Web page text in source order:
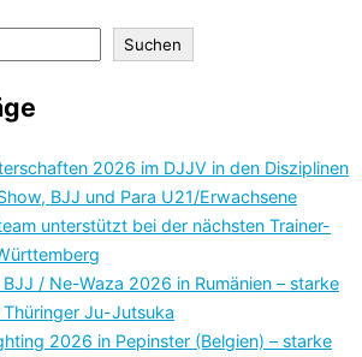
Suchen
2026 im DJJV in den Disziplinen
BJJ und Para U21/Erwachsene
unterstützt bei der nächsten Trainer-
/ Ne-Waza 2026 in Rumänien – starke
Ju-Jutsuka
2026 in Pepinster (Belgien) – starke